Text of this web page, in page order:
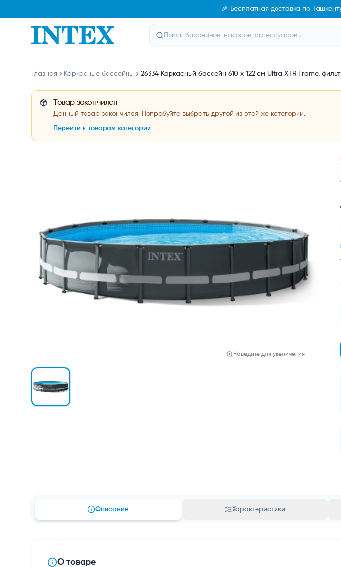
🎉 Бесплатная доставка по
Главная Каркасные бассейны 26334 Каркасный бассейн 610 х 122 см Ultra XTR Frame,
Товар закончился
Данный товар закончился. Попробуйте выбрать другой из этой же категории.
Перейти к товарам категории
Наведите для увеличения
Описание Характеристики
О товаре